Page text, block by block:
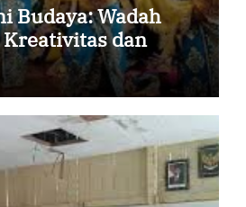
Budaya: Wadah
dan